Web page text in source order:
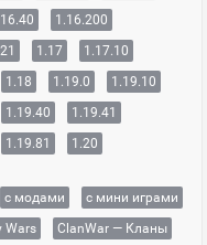
1.16.200
1.17
1.17.10
1.18 1.19.0
1.19.10
1.19.40
1.19.41
1.19.81 1.20
с модами
с мини играми
Wars
ClanWar — Кланы